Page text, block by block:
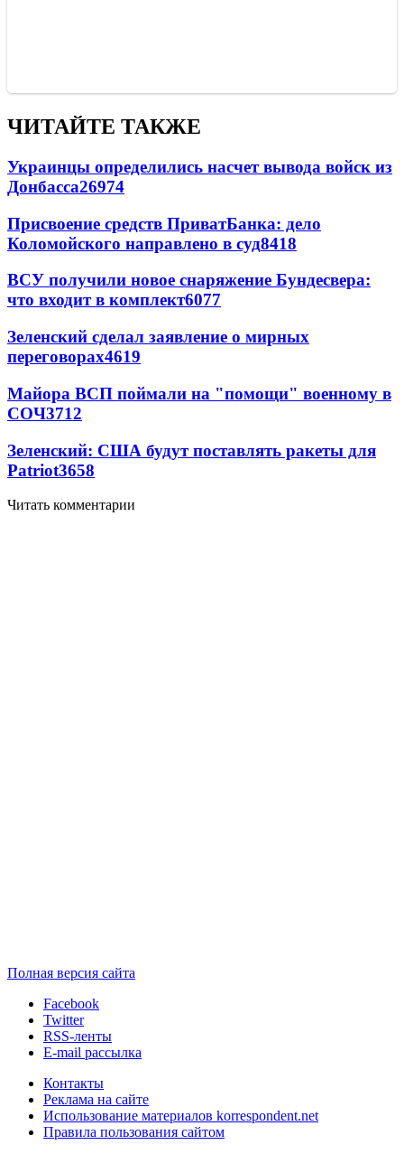
ЧИТАЙТЕ ТАКЖЕ
Украинцы определились насчет вывода войск из
Донбасса26974
Присвоение средств ПриватБанка: дело
Коломойского направлено в суд8418
ВСУ получили новое снаряжение Бундесвера:
что входит в комплект6077
Зеленский сделал заявление о мирных
переговорах4619
Майора ВСП поймали на "помощи" военному в
СОЧ3712
Зеленский: США будут поставлять ракеты для
Patriot3658
Читать комментарии
Полная версия сайта
Facebook
Twitter
RSS-ленты
E-mail рассылка
Контакты
Реклама на сайте
Использование материалов korrespondent.net
Правила пользования сайтом